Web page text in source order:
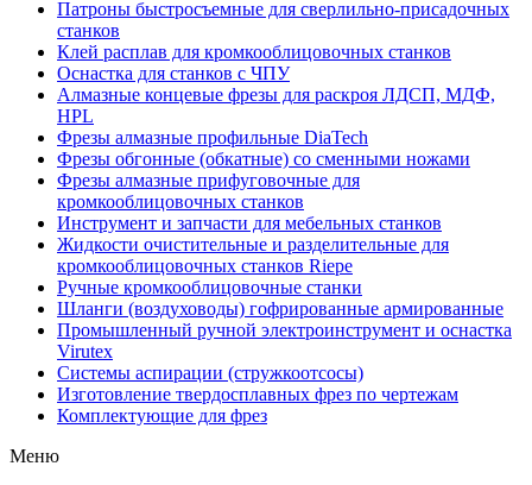
Патроны быстросъемные для сверлильно-присадочных
станков
Клей расплав для кромкооблицовочных станков
Оснастка для станков с ЧПУ
Алмазные концевые фрезы для раскроя ЛДСП, МДФ,
HPL
Фрезы алмазные профильные DiaTech
Фрезы обгонные (обкатные) со сменными ножами
Фрезы алмазные прифуговочные для
кромкооблицовочных станков
Инструмент и запчасти для мебельных станков
Жидкости очистительные и разделительные для
кромкооблицовочных станков Riepe
Ручные кромкооблицовочные станки
Шланги (воздуховоды) гофрированные армированные
Промышленный ручной электроинструмент и оснастка
Virutex
Системы аспирации (стружкоотсосы)
Изготовление твердосплавных фрез по чертежам
Комплектующие для фрез
Меню